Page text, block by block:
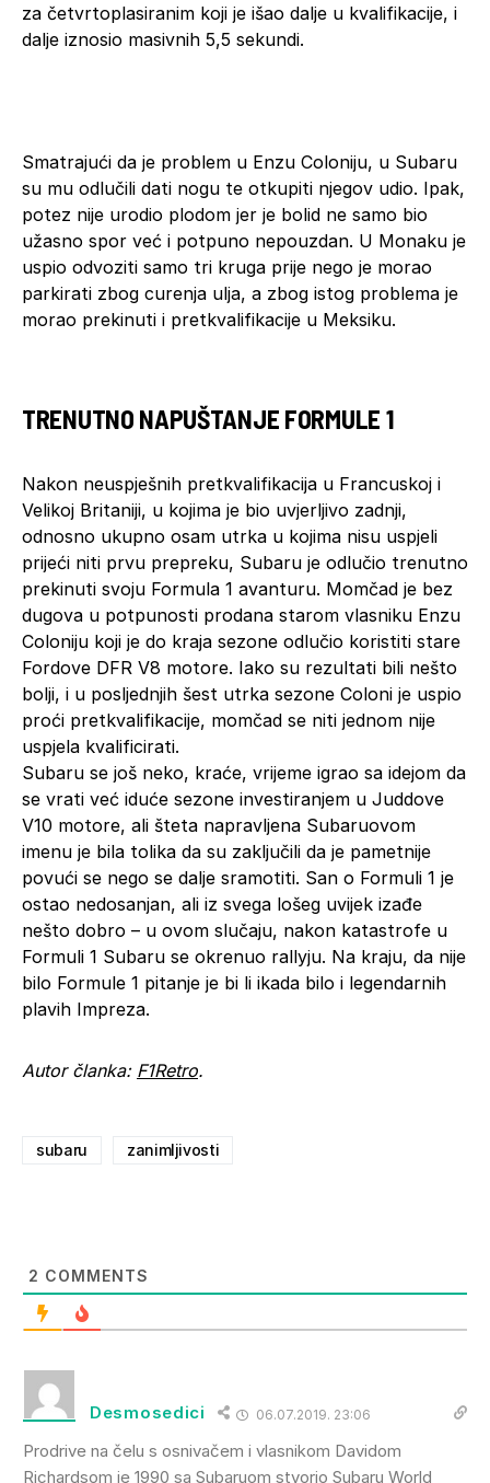
za četvrtoplasiranim koji je išao dalje u kvalifikacije, i
dalje iznosio masivnih 5,5 sekundi.
Smatrajući da je problem u Enzu Coloniju, u Subaru
su mu odlučili dati nogu te otkupiti njegov udio. Ipak,
potez nije urodio plodom jer je bolid ne samo bio
užasno spor već i potpuno nepouzdan. U Monaku je
uspio odvoziti samo tri kruga prije nego je morao
parkirati zbog curenja ulja, a zbog istog problema je
morao prekinuti i pretkvalifikacije u Meksiku.
TRENUTNO NAPUŠTANJE FORMULE 1
Nakon neuspješnih pretkvalifikacija u Francuskoj i
Velikoj Britaniji, u kojima je bio uvjerljivo zadnji,
odnosno ukupno osam utrka u kojima nisu uspjeli
prijeći niti prvu prepreku, Subaru je odlučio trenutno
prekinuti svoju Formula 1 avanturu. Momčad je bez
dugova u potpunosti prodana starom vlasniku Enzu
Coloniju koji je do kraja sezone odlučio koristiti stare
Fordove DFR V8 motore. Iako su rezultati bili nešto
bolji, i u posljednjih šest utrka sezone Coloni je uspio
proći pretkvalifikacije, momčad se niti jednom nije
uspjela kvalificirati.
Subaru se još neko, kraće, vrijeme igrao sa idejom da
se vrati već iduće sezone investiranjem u Juddove
V10 motore, ali šteta napravljena Subaruovom
imenu je bila tolika da su zaključili da je pametnije
povući se nego se dalje sramotiti. San o Formuli 1 je
ostao nedosanjan, ali iz svega lošeg uvijek izađe
nešto dobro – u ovom slučaju, nakon katastrofe u
Formuli 1 Subaru se okrenuo rallyju. Na kraju, da nije
bilo Formule 1 pitanje je bi li ikada bilo i legendarnih
plavih Impreza.
Autor članka: F1Retro.
subaru zanimljivosti
2 COMMENTS
Desmosedici 06.07.2019. 23:06
Prodrive na čelu s osnivačem i vlasnikom Davidom
Richardsom je 1990 sa Subaruom stvorio Subaru World